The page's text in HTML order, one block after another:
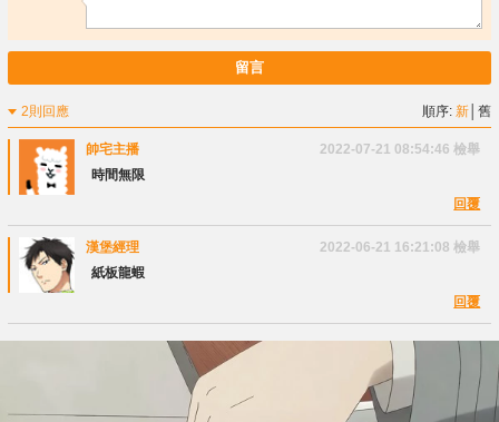
留言
2則回應 順序:新 │舊
帥宅主播 2022-07-21 08:54:46 檢舉
時間無限
回覆
漢堡經理 2022-06-21 16:21:08 檢舉
紙板龍蝦
回覆